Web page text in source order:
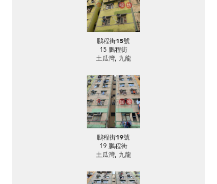
鵬程街15號
15 鵬程街
土瓜灣, 九龍
鵬程街19號
19 鵬程街
土瓜灣, 九龍